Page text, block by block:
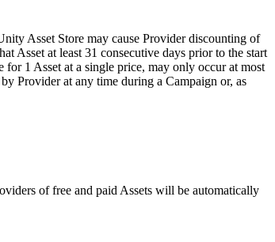
Asset Store may cause Provider discounting of
Asset at least 31 consecutive days prior to the start
1 Asset at a single price, may only occur at most
Provider at any time during a Campaign or, as
of free and paid Assets will be automatically